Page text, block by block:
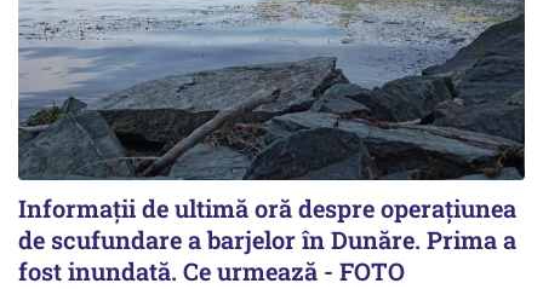
Informații de ultimă oră despre operațiunea
de scufundare a barjelor în Dunăre. Prima a
fost inundată. Ce urmează - FOTO